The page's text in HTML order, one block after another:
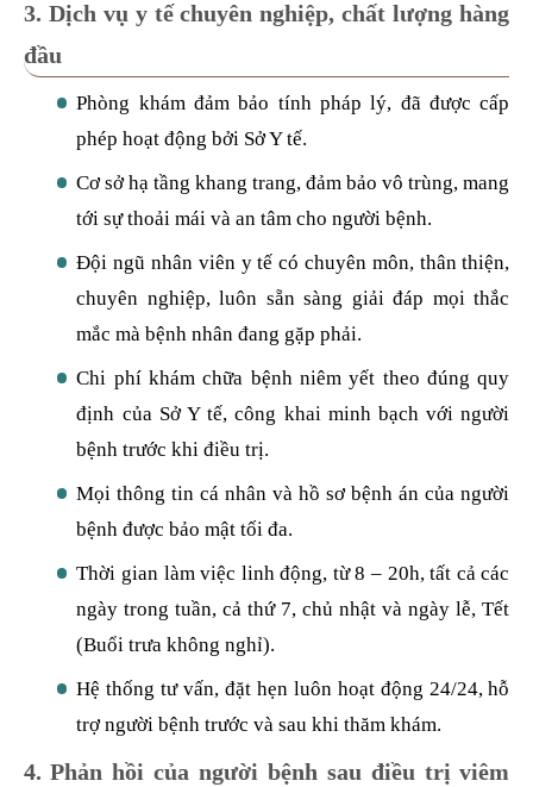
3. Dịch vụ y tế chuyên nghiệp, chất lượng hàng
đầu
Phòng khám đảm bảo tính pháp lý, đã được cấp
phép hoạt động bởi Sở Y tế.
Cơ sở hạ tầng khang trang, đảm bảo vô trùng, mang
tới sự thoải mái và an tâm cho người bệnh.
Đội ngũ nhân viên y tế có chuyên môn, thân thiện,
chuyên nghiệp, luôn sẵn sàng giải đáp mọi thắc
mắc mà bệnh nhân đang gặp phải.
Chi phí khám chữa bệnh niêm yết theo đúng quy
định của Sở Y tế, công khai minh bạch với người
bệnh trước khi điều trị.
Mọi thông tin cá nhân và hồ sơ bệnh án của người
bệnh được bảo mật tối đa.
Thời gian làm việc linh động, từ 8 – 20h, tất cả các
ngày trong tuần, cả thứ 7, chủ nhật và ngày lễ, Tết
(Buổi trưa không nghỉ).
Hệ thống tư vấn, đặt hẹn luôn hoạt động 24/24, hỗ
trợ người bệnh trước và sau khi thăm khám.
4. Phản hồi của người bệnh sau điều trị viêm